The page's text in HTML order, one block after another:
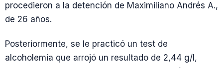
procedieron a la detención de Maximiliano Andrés A.,
de 26 años.
Posteriormente, se le practicó un test de
alcoholemia que arrojó un resultado de 2,44 g/l,